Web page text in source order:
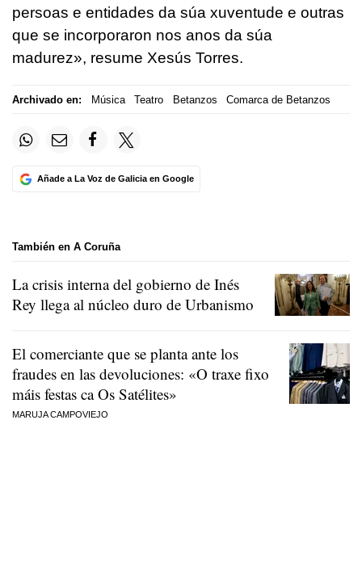
persoas e entidades da súa xuventude e outras
que se incorporaron nos anos da súa
madurez», resume Xesús Torres.
Archivado en: Música Teatro Betanzos Comarca de Betanzos
Añade a La Voz de Galicia en Google
También en A Coruña
La crisis interna del gobierno de Inés
Rey llega al núcleo duro de Urbanismo
El comerciante que se planta ante los
fraudes en las devoluciones: «O traxe fixo
máis festas ca Os Satélites»
MARUJA CAMPOVIEJO